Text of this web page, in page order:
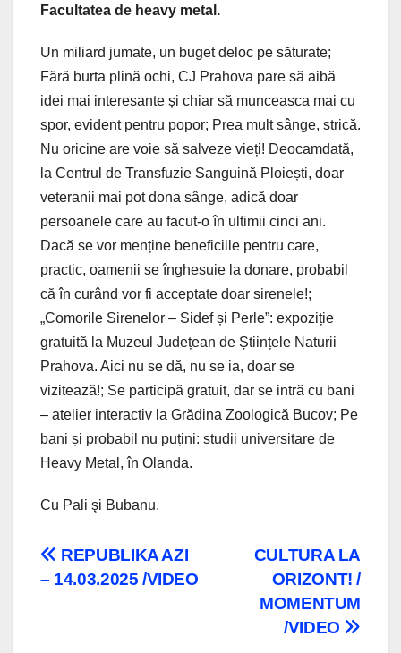
Facultatea de heavy metal.
Un miliard jumate, un buget deloc pe săturate;
Fără burta plină ochi, CJ Prahova pare să aibă
idei mai interesante și chiar să munceasca mai cu
spor, evident pentru popor; Prea mult sânge, strică.
Nu oricine are voie să salveze vieți! Deocamdată,
la Centrul de Transfuzie Sanguină Ploiești, doar
veteranii mai pot dona sânge, adică doar
persoanele care au facut-o în ultimii cinci ani.
Dacă se vor menține beneficiile pentru care,
practic, oamenii se înghesuie la donare, probabil
că în curând vor fi acceptate doar sirenele!;
„Comorile Sirenelor – Sidef și Perle”: expoziție
gratuită la Muzeul Județean de Științele Naturii
Prahova. Aici nu se dă, nu se ia, doar se
vizitează!; Se participă gratuit, dar se intră cu bani
– atelier interactiv la Grădina Zoologică Bucov; Pe
bani și probabil nu puțini: studii universitare de
Heavy Metal, în Olanda.
Cu Pali şi Bubanu.
Navigare
CULTURA LA
ORIZONT! /
MOMENTUM
/VIDEO
REPUBLIKA AZI
– 14.03.2025 /VIDEO